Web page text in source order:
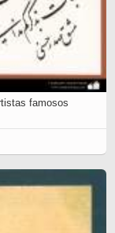
famosos